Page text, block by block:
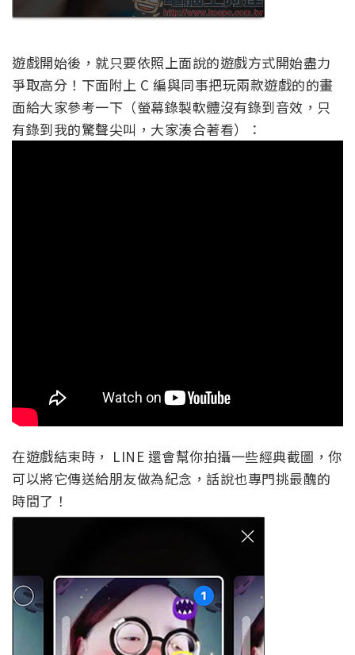
遊戲開始後，就只要依照上面說的遊戲方式開始盡力
爭取高分！下面附上 C 編與同事把玩兩款遊戲的的畫
面給大家參考一下（螢幕錄製軟體沒有錄到音效，只
有錄到我的驚聲尖叫，大家湊合著看）：
在遊戲結束時， LINE 還會幫你拍攝一些經典截圖，你
可以將它傳送給朋友做為紀念，話說也專門挑最醜的
時間了！